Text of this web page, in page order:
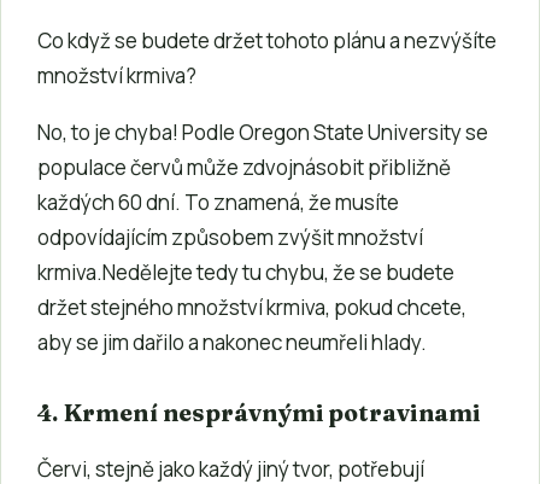
Co když se budete držet tohoto plánu a nezvýšíte
množství krmiva?
No, to je chyba! Podle Oregon State University se
populace červů může zdvojnásobit přibližně
každých 60 dní. To znamená, že musíte
odpovídajícím způsobem zvýšit množství
krmiva.Nedělejte tedy tu chybu, že se budete
držet stejného množství krmiva, pokud chcete,
aby se jim dařilo a nakonec neumřeli hlady.
4. Krmení nesprávnými potravinami
Červi, stejně jako každý jiný tvor, potřebují